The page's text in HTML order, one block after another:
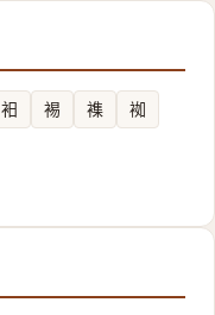
衵 裼 襍
袽